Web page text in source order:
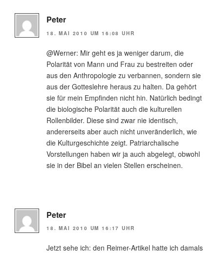
Peter
18. MAI 2010 UM 16:08 UHR
@Werner: Mir geht es ja weniger darum, die
Polarität von Mann und Frau zu bestreiten oder
aus den Anthropologie zu verbannen, sondern sie
aus der Gotteslehre heraus zu halten. Da gehört
sie für mein Empfinden nicht hin. Natürlich bedingt
die biologische Polarität auch die kulturellen
Rollenbilder. Diese sind zwar nie identisch,
andererseits aber auch nicht unveränderlich, wie
die Kulturgeschichte zeigt. Patriarchalische
Vorstellungen haben wir ja auch abgelegt, obwohl
sie in der Bibel an vielen Stellen erscheinen.
Peter
18. MAI 2010 UM 16:17 UHR
Jetzt sehe ich: den Reimer-Artikel hatte ich damals